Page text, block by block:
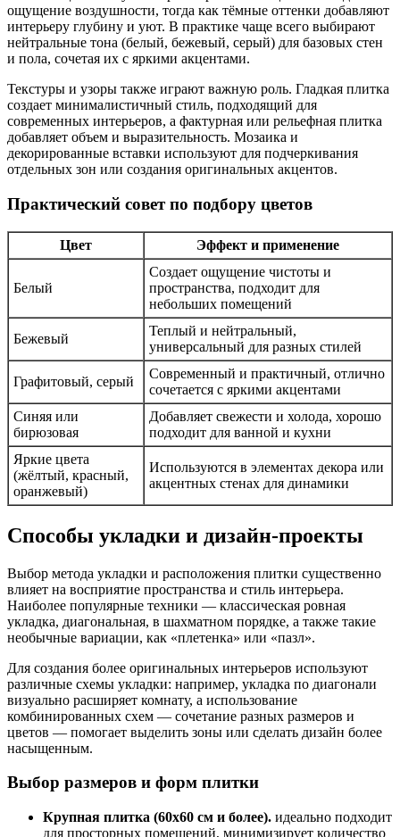
ощущение воздушности, тогда как тёмные оттенки добавляют
интерьеру глубину и уют. В практике чаще всего выбирают
нейтральные тона (белый, бежевый, серый) для базовых стен
и пола, сочетая их с яркими акцентами.
Текстуры и узоры также играют важную роль. Гладкая плитка
создает минималистичный стиль, подходящий для
современных интерьеров, а фактурная или рельефная плитка
добавляет объем и выразительность. Мозаика и
декорированные вставки используют для подчеркивания
отдельных зон или создания оригинальных акцентов.
Практический совет по подбору цветов
Цвет Эффект и применение
Белый
Создает ощущение чистоты и
пространства, подходит для
небольших помещений
Бежевый
Теплый и нейтральный,
универсальный для разных стилей
Графитовый, серый
Современный и практичный, отлично
сочетается с яркими акцентами
Синяя или
бирюзовая
Добавляет свежести и холода, хорошо
подходит для ванной и кухни
Яркие цвета
(жёлтый, красный,
оранжевый)
Используются в элементах декора или
акцентных стенах для динамики
Способы укладки и дизайн-проекты
Выбор метода укладки и расположения плитки существенно
влияет на восприятие пространства и стиль интерьера.
Наиболее популярные техники — классическая ровная
укладка, диагональная, в шахматном порядке, а также такие
необычные вариации, как «плетенка» или «пазл».
Для создания более оригинальных интерьеров используют
различные схемы укладки: например, укладка по диагонали
визуально расширяет комнату, а использование
комбинированных схем — сочетание разных размеров и
цветов — помогает выделить зоны или сделать дизайн более
насыщенным.
Выбор размеров и форм плитки
Крупная плитка (60х60 см и более). идеально подходит
для просторных помещений, минимизирует количество